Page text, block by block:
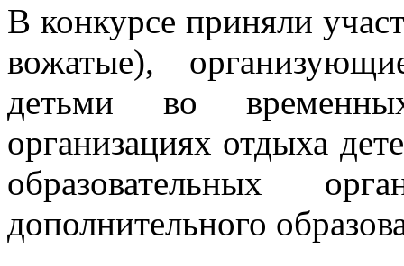
В конкурсе приняли
вожатые),
детьми во
организациях отдыха
образовательных
дополнительного